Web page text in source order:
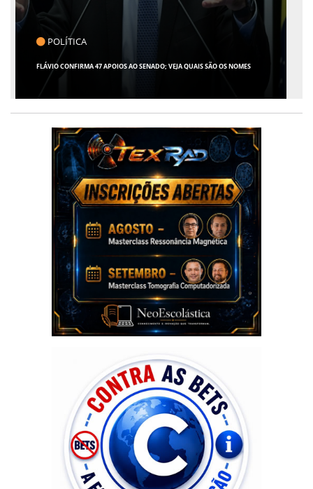
CLICK INDICA
GIRO POR SERGIPE, BRASIL E MUNDO - 07 DE AGOSTO DE 2026